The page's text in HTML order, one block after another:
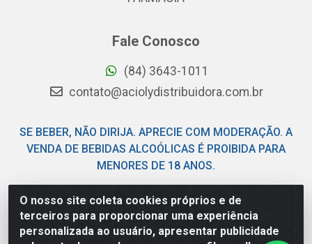
O nosso site coleta cookies próprios e de
terceiros para proporcionar uma experiência
personalizada ao usuário, apresentar publicidade
Fale Conosco
(84) 3643-1011
contato@aciolydistribuidora.com.br
SE BEBER, NÃO DIRIJA. APRECIE COM MODERAÇÃO. A
VENDA DE BEBIDAS ALCOÓLICAS É PROIBIDA PARA
MENORES DE 18 ANOS.
Acioly Distribuidora - Av Piloto Pereira Tim - Parque de
Exposições - Parnamirim/RN - CEP 59146-480 - CNPJ
06.029.901/0001-92